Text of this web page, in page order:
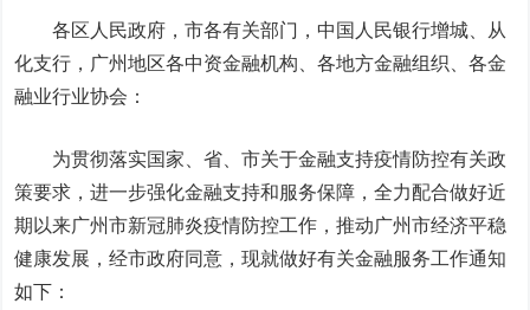
各区人民政府，市各有关部门，中国人民银行增城、从
化支行，广州地区各中资金融机构、各地方金融组织、各金
融业行业协会：
为贯彻落实国家、省、市关于金融支持疫情防控有关政
策要求，进一步强化金融支持和服务保障，全力配合做好近
期以来广州市新冠肺炎疫情防控工作，推动广州市经济平稳
健康发展，经市政府同意，现就做好有关金融服务工作通知
如下：